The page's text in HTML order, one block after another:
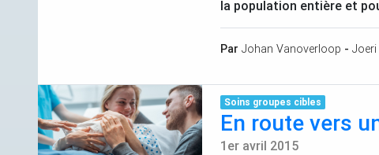
la population entière et
Par Johan Vanoverloop - Joeri
Soins groupes cibles
En route vers
1er avril 2015